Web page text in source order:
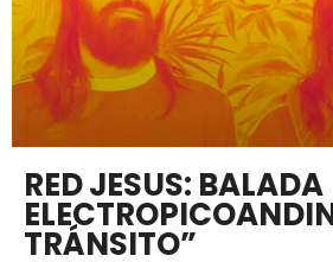
RED JESUS: BALADA
TRÁNSITO”